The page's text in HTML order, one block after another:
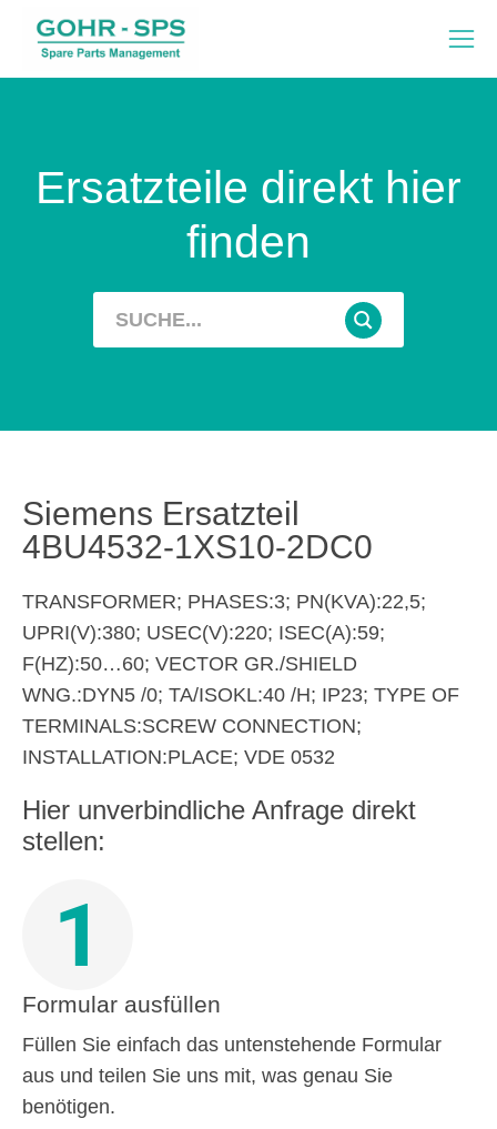
Ersatzteile direkt hier
finden
Siemens Ersatzteil
4BU4532-1XS10-2DC0
TRANSFORMER; PHASES:3; PN(KVA):22,5;
UPRI(V):380; USEC(V):220; ISEC(A):59;
F(HZ):50…60; VECTOR GR./SHIELD
WNG.:DYN5 /0; TA/ISOKL:40 /H; IP23; TYPE OF
TERMINALS:SCREW CONNECTION;
INSTALLATION:PLACE; VDE 0532
Hier unverbindliche Anfrage direkt
stellen:
1
Formular ausfüllen
Füllen Sie einfach das untenstehende Formular
aus und teilen Sie uns mit, was genau Sie
benötigen.